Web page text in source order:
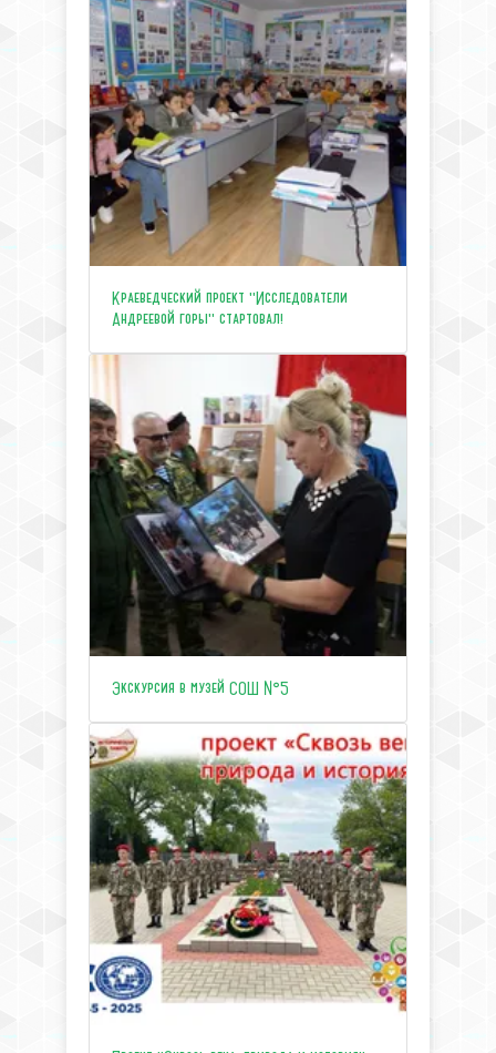
Краеведческий проект "Исследователи
Андреевой горы" стартовал!
Экскурсия в музей СОШ №5